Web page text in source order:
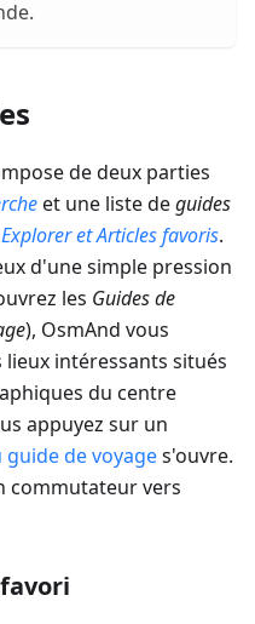
de deux parties
et une liste deguides
ExploreretArticles favoris.
d'une simple pression
les Guides de
), OsmAnd vous
intéressants situés
du centre
appuyez sur un
de voyages'ouvre.
commutateur vers